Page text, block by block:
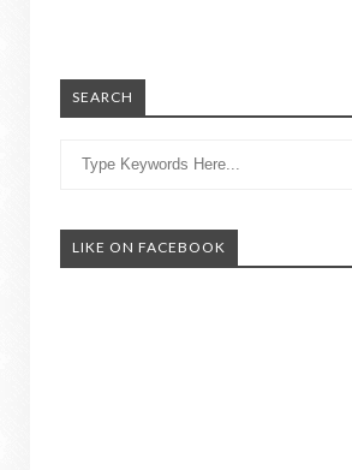
SEARCH
LIKE ON FACEBOOK